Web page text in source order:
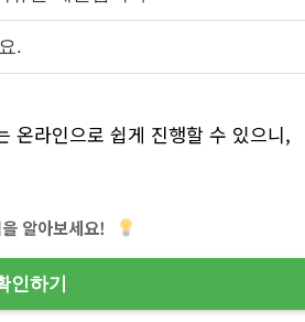
.
온라인으로 쉽게 진행할 수 있으니,
알아보세요!
인하기